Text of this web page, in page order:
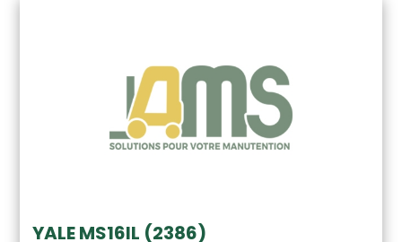
YALE MS16IL (2386)